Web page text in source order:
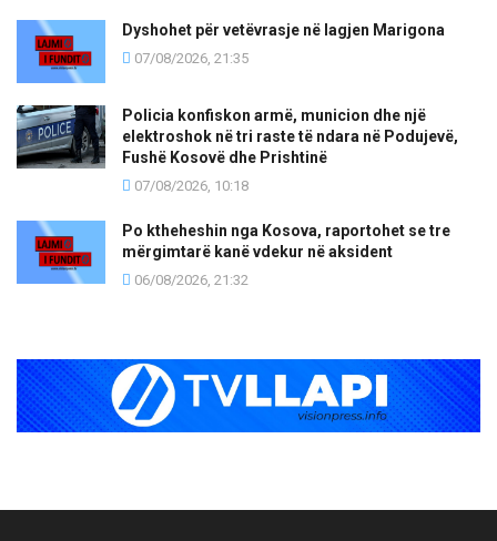
Dyshohet për vetëvrasje në lagjen Marigona
07/08/2026, 21:35
Policia konfiskon armë, municion dhe një
elektroshok në tri raste të ndara në Podujevë,
Fushë Kosovë dhe Prishtinë
07/08/2026, 10:18
Po ktheheshin nga Kosova, raportohet se tre
mërgimtarë kanë vdekur në aksident
06/08/2026, 21:32